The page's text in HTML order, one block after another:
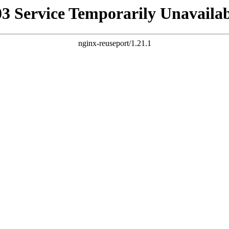
Service Temporarily
nginx-reuseport/1.21.1